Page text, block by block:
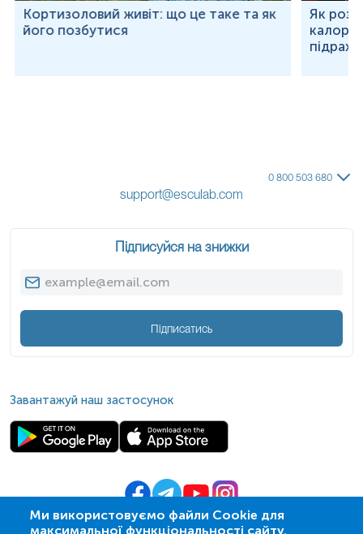
Кортизоловий живіт: що це таке та як
його позбутися
Як
Ми використовуємо файли Cookie для
максимальної функціональності сайту.
0 800 503 680
support@esculab.com
Підписуйся на знижки
Підписатись
Завантажуй наш застосунок